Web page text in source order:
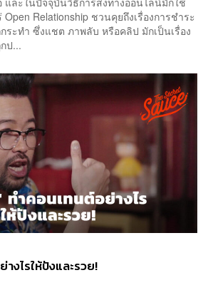
Open Relationship ชวนคุยถึงเรื่องการชำระ
ระทำ ซึ่งแชต ภาพลับ หรือคลิป มักเป็นเรื่อง
ป...
างไรให้ปังและรวย!